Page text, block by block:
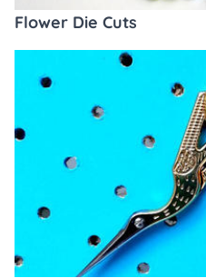
Flower Die Cuts